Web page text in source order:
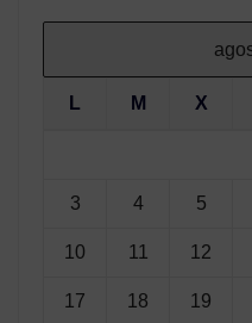
L M X
3 4 5
10 11 12
17 18 19